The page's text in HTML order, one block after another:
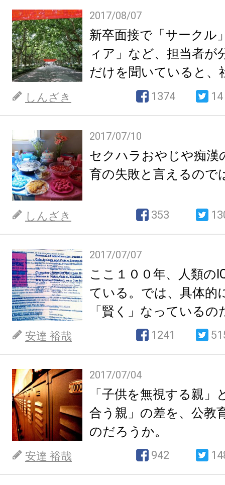
2017/08/07
新卒面接で「サークル
ィア」など、担当者が
だけを聞いていると、
絶を加速するのでは。
しんざき 1374 14
2017/07/10
セクハラおやじや痴漢
育の失敗と言えるので
しんざき 353
2017/07/07
ここ１００年、人類の
ている。では、具体的
「賢く」なっているの
安達 裕哉 1241
2017/07/04
「子供を無視する親」
合う親」の差を、公教
のだろうか。
安達 裕哉 942